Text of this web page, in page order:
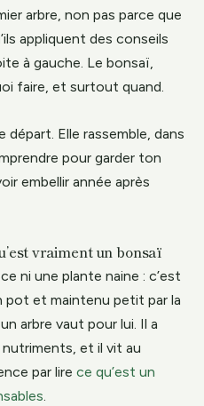
arbre, non pas parce que
appliquent des conseils
à gauche. Le bonsaï,
faire, et surtout quand.
Elle rassemble, dans
pour garder ton
embellir année après
vraiment un bonsaï
ni une plante naine : c’est
pot et maintenu petit par la
arbre vaut pour lui. Il a
nutriments, et il vit au
par lire ce qu’est un
.